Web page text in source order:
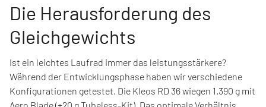
Die Herausforderung des
Gleichgewichts
Ist ein leichtes Laufrad immer das leistungsstärkere?
Während der Entwicklungsphase haben wir verschiedene
Konfigurationen getestet. Die Kleos RD 36 wiegen 1.390 g mit